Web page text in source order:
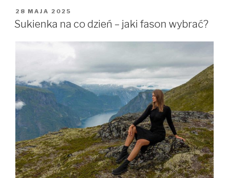
OPUBLIKOWANE
W
28 MAJA 2025
Sukienka na co dzień – jaki fason wybrać?